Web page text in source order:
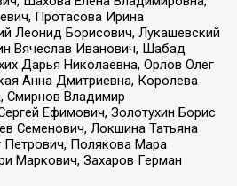
Протасова Ирина
Леонид Борисович, Лукашевский
Вячеслав Иванович, Шабад
Дарья Николаевна, Орлов Олег
Анна Дмитриевна, Королева
Смирнов Владимир
Ефимович, Золотухин Борис
Семенович, Локшина Татьяна
Полякова Мара
Маркович, Захаров Герман